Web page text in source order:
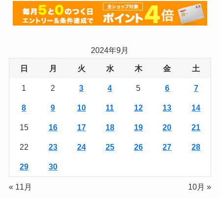
2024年9月
日 月 火 水 木 金 土
1 2 3 4 5 6 7
8 9 10 11 12 13 14
15 16 17 18 19 20 21
22 23 24 25 26 27 28
29 30
« 11月 10月 »